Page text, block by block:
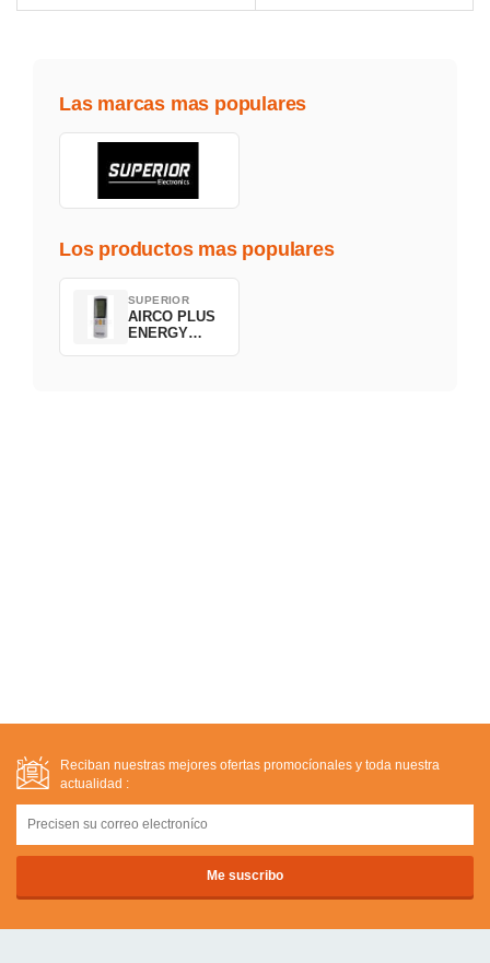
Las marcas mas populares
Los productos mas populares
SUPERIOR
AIRCO PLUS
ENERGY
Reciban nuestras mejores ofertas promocíonales y toda nuestra
actualidad :